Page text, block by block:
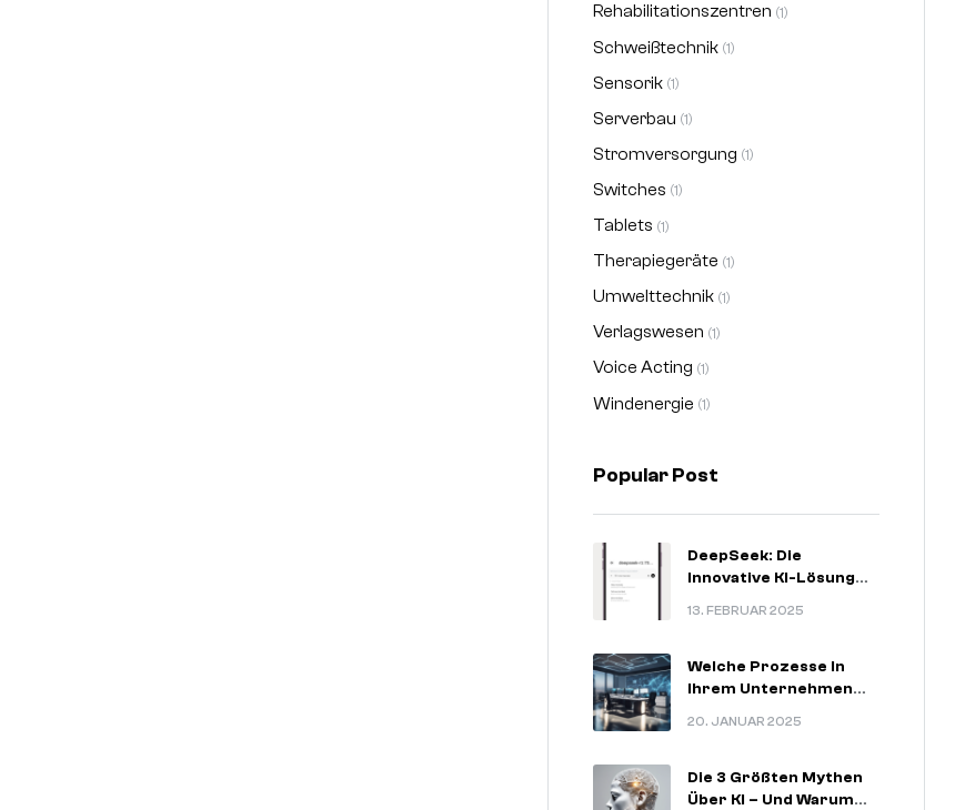
Rehabilitationszentren (1)
Schweißtechnik (1)
Sensorik (1)
Serverbau (1)
Stromversorgung (1)
Switches (1)
Tablets (1)
Therapiegeräte (1)
Umwelttechnik (1)
Verlagswesen (1)
Voice Acting (1)
Windenergie (1)
Popular Post
13. FEBRUAR 2025
DeepSeek: Die
Innovative KI-Lösung
20. JANUAR 2025
Welche Prozesse In
Ihrem Unternehmen
Die 3 Größten Mythen
Über KI – Und Warum